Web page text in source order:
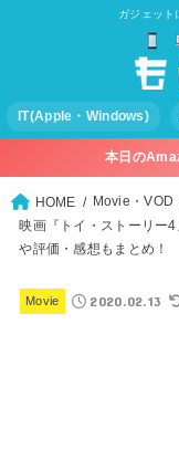
ガジェット
IT(Apple・Windows)
本日の
HOME Movie・VOD
映画『トイ・ストーリー
や評価・感想もまとめ！
Movie 2020.02.13